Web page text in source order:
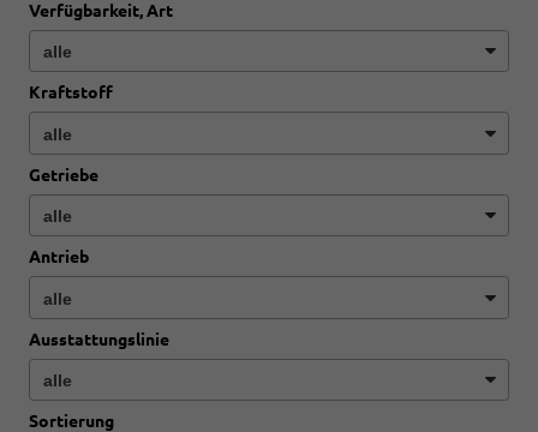
Verfügbarkeit, Art
Kraftstoff
Getriebe
Antrieb
Ausstattungslinie
Sortierung